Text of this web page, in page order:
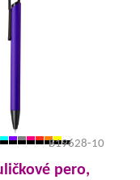
B19628-10
pero,